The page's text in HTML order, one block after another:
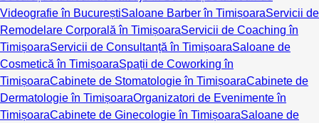
Videografie în BucureștiSaloane Barber în TimișoaraServicii de
Remodelare Corporală în TimișoaraServicii de Coaching în
TimișoaraServicii de Consultanță în TimișoaraSaloane de
Cosmetică în TimișoaraSpații de Coworking în
TimișoaraCabinete de Stomatologie în TimișoaraCabinete de
Dermatologie în TimișoaraOrganizatori de Evenimente în
TimișoaraCabinete de Ginecologie în TimișoaraSaloane de